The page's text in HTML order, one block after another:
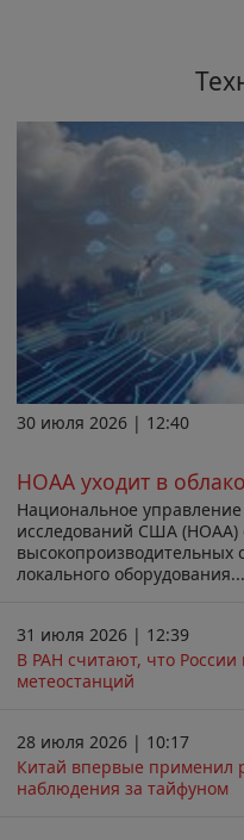
30 июля 2026 | 12:40
НОАА уходит в облако
Национальное
исследований США (НОАА)
локального оборудования...
31 июля 2026 | 12:39
В РАН считают, что
метеостанций
28 июля 2026 | 10:17
Китай впервые применил
наблюдения за тайфуном